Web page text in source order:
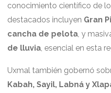
conocimiento científico de
destacados incluyen Gran
cancha de pelota, y
de lluvia, esencial en esta
Uxmal también gobernó
Kabah, Sayil, Labná y